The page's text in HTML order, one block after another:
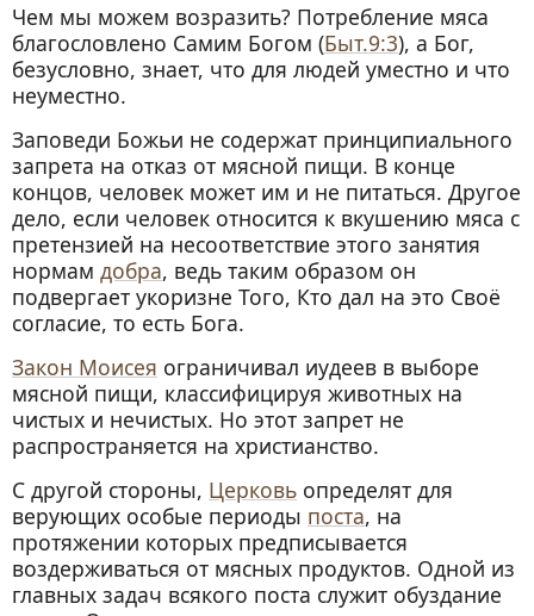
Чем мы можем возразить? Потребление мяса
благословлено Самим Богом (Быт.9:3), а Бог,
безусловно, знает, что для людей уместно и что
неуместно.
Заповеди Божьи не содержат принципиального
запрета на отказ от мясной пищи. В конце
концов, человек может им и не питаться. Другое
дело, если человек относится к вкушению мяса с
претензией на несоответствие этого занятия
нормам добра, ведь таким образом он
подвергает укоризне Того, Кто дал на это Своё
согласие, то есть Бога.
Закон Моисея ограничивал иудеев в выборе
мясной пищи, классифицируя животных на
чистых и нечистых. Но этот запрет не
распространяется на христианство.
С другой стороны, Церковь определят для
верующих особые периоды поста, на
протяжении которых предписывается
воздерживаться от мясных продуктов. Одной из
главных задач всякого поста служит обуздание